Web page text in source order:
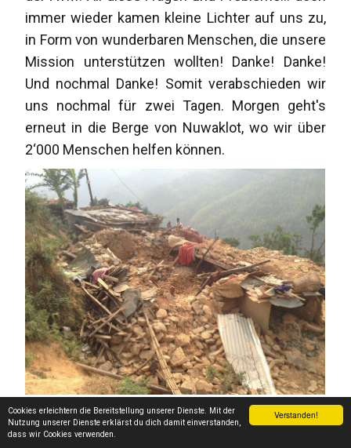
Verstanden!
Cookies erleichtern die Bereitstellung unserer Dienste. Mit der
Nutzung unserer Dienste erklärst du dich damit einverstanden,
dass wir Cookies verwenden.
immer wieder kamen kleine Lichter auf uns zu,
in Form von wunderbaren Menschen, die unsere
Mission unterstützen wollten! Danke! Danke!
Und nochmal Danke! Somit verabschieden wir
uns nochmal für zwei Tagen. Morgen geht's
erneut in die Berge von Nuwaklot, wo wir über
2‘000 Menschen helfen können.
Hier geht's zur Fortsetzung...